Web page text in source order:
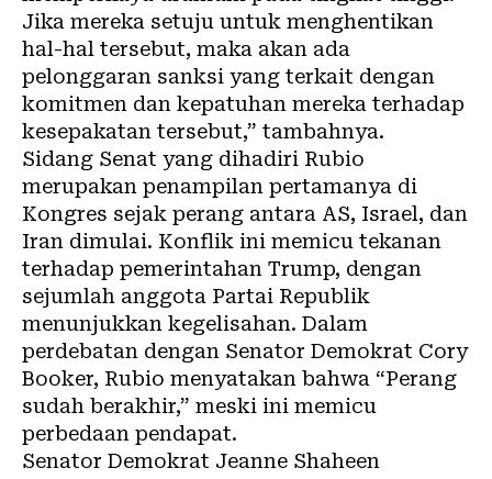
Jika mereka setuju untuk menghentikan
hal-hal tersebut, maka akan ada
pelonggaran sanksi yang terkait dengan
komitmen dan kepatuhan mereka terhadap
kesepakatan tersebut,” tambahnya.
Sidang Senat yang dihadiri Rubio
merupakan penampilan pertamanya di
Kongres sejak perang antara AS, Israel, dan
Iran dimulai. Konflik ini memicu tekanan
terhadap pemerintahan Trump, dengan
sejumlah anggota Partai Republik
menunjukkan kegelisahan. Dalam
perdebatan dengan Senator Demokrat Cory
Booker, Rubio menyatakan bahwa “Perang
sudah berakhir,” meski ini memicu
perbedaan pendapat.
Senator Demokrat Jeanne Shaheen